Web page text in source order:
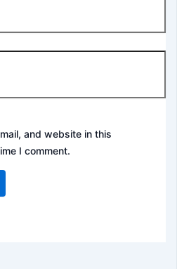
and website in this
I comment.